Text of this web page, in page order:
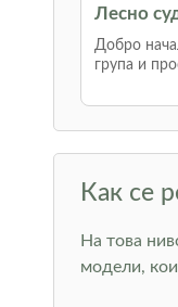
Лесно
Добро
група и
Как се
На това
модели,